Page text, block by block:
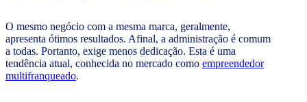
O mesmo negócio com a mesma marca, geralmente,
apresenta ótimos resultados. Afinal, a administração é comum
a todas. Portanto, exige menos dedicação. Esta é uma
tendência atual, conhecida no mercado como empreendedor
multifranqueado.